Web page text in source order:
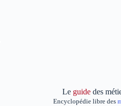
Le guide des
Encyclopédie libre des